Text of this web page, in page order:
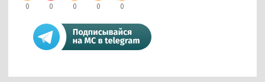
0 0 0 0 0